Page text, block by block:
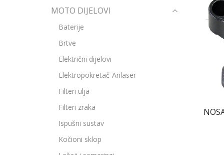
MOTO DIJELOVI
Baterije
Brtve
Električni dijelovi
Elektropokretač-Anlaser
Filteri ulja
Filteri zraka
Ispušni sustav
Kočioni sklop